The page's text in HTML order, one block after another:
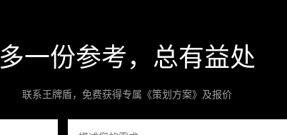
多一份参考，总有益处
联系王牌盾，免费获得专属《策划方案》及报价